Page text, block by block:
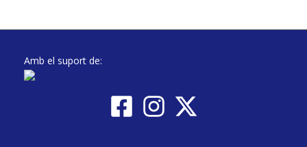
Amb el suport de: